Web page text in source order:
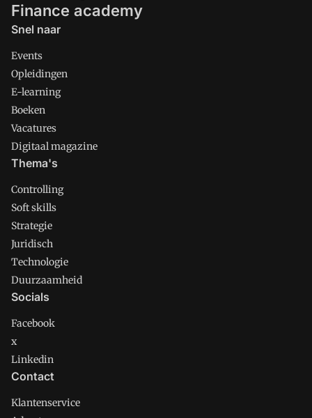
Finance academy
Snel naar
Events
Opleidingen
E-learning
Boeken
Vacatures
Digitaal magazine
Thema's
Controlling
Soft skills
Strategie
Juridisch
Technologie
Duurzaamheid
Socials
Facebook
x
Linkedin
Contact
Klantenservice